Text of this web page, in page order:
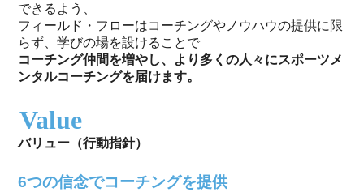
できるよう、
フィールド・フローはコーチングやノウハウの提供に限
らず、学びの場を設けることで
コーチング仲間を増やし、より多くの人々にスポーツメ
ンタルコーチングを届けます。
Value
バリュー（行動指針）
6つの信念でコーチングを提供